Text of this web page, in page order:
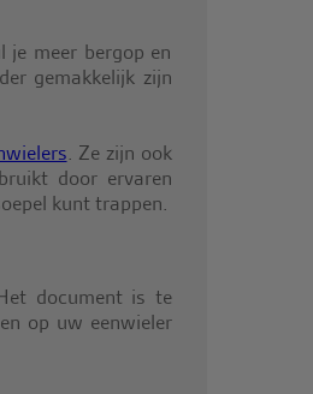
je meer bergop en
gemakkelijk zijn
. Ze zijn ook
door ervaren
kunt trappen.
document is te
op uw eenwieler